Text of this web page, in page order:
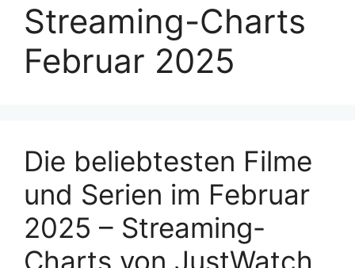
Streaming-Charts
Februar 2025
Die beliebtesten Filme
und Serien im Februar
2025 – Streaming-
Charts von JustWatch